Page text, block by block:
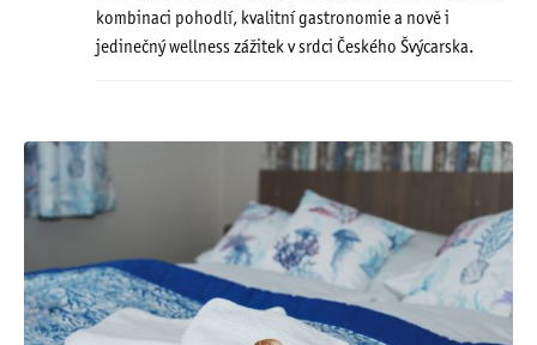
kombinaci pohodlí, kvalitní gastronomie a nově i
jedinečný wellness zážitek v srdci Českého Švýcarska.